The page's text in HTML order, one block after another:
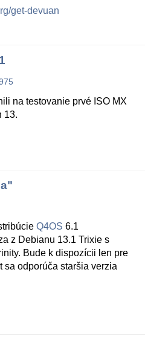
get-devuan
na testovanie prvé ISO MX
13.
Q4OS 6.1
z Debianu 13.1 Trixie s
Bude k dispozícii len pre
sa odporúča staršia verzia